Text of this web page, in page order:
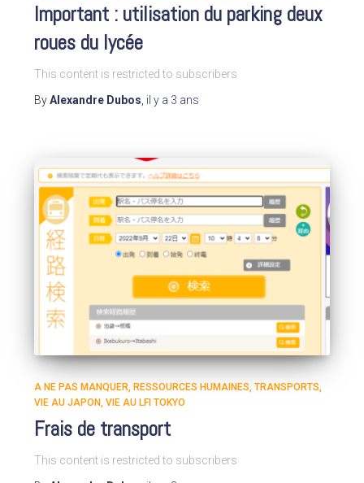
Important : utilisation du parking deux
roues du lycée
This content is restricted to subscribers
ByAlexandre Dubos il y a 3 ans
A NE PAS MANQUER RESSOURCES HUMAINES TRANSPORTS
VIE AU JAPON VIE AU LFI TOKYO
Frais de transport
This content is restricted to subscribers